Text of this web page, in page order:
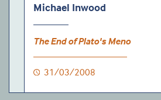
Michael Inwood
The End of Plato's Meno
31/03/2008